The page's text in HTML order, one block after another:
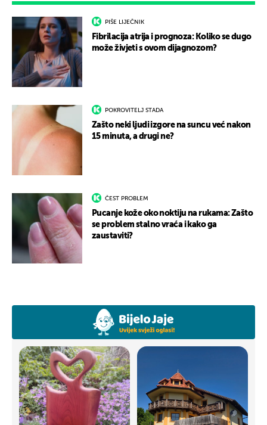
PIŠE LIJEČNIK
Fibrilacija atrija i prognoza: Koliko se dugo
može živjeti s ovom dijagnozom?
POKROVITELJ STADA
Zašto neki ljudi izgore na suncu već nakon
15 minuta, a drugi ne?
ČEST PROBLEM
Pucanje kože oko noktiju na rukama: Zašto
se problem stalno vraća i kako ga
zaustaviti?